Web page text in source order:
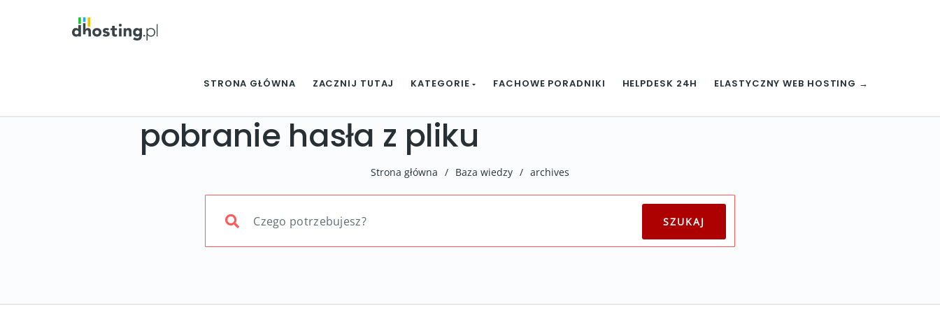
STRONA GŁÓWNA ZACZNIJ TUTAJ KATEGORIE FACHOWE PORADNIKI HELPDESK 24H ELASTYCZNY WEB HOSTING →
pobranie hasła z pliku
Strona główna / Baza wiedzy / archives